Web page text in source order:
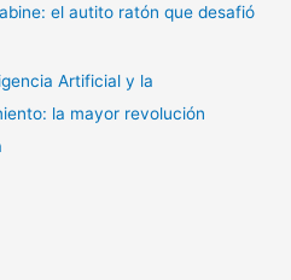
el autito ratón que desafió
Artificial y la
la mayor revolución